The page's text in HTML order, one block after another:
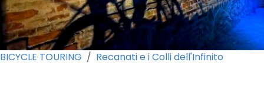
BICYCLE TOURING Recanati e i Colli dell'Infinito